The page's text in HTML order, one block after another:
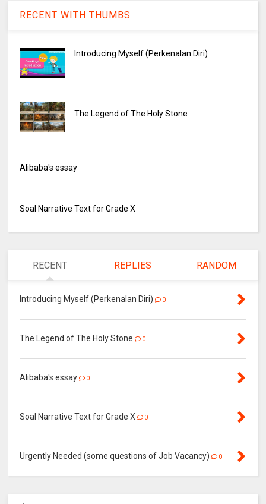
RECENT WITH THUMBS
Introducing Myself (Perkenalan Diri)
The Legend of The Holy Stone
Alibaba's essay
Soal Narrative Text for Grade X
RECENT REPLIES RANDOM
Introducing Myself (Perkenalan Diri) 0
The Legend of The Holy Stone 0
Alibaba's essay 0
Soal Narrative Text for Grade X 0
Urgently Needed (some questions of Job Vacancy) 0